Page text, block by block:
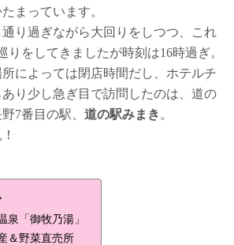
まっています。
り過ぎながら大回りをしつつ、これ
りをしてきましたが時刻は16時過ぎ。
によっては閉店時間だし、ホテルチ
り少し急ぎ目で訪問したのは、道の
7番目の駅、 道の駅みまき 。
泉「御牧乃湯」
＆野菜直売所